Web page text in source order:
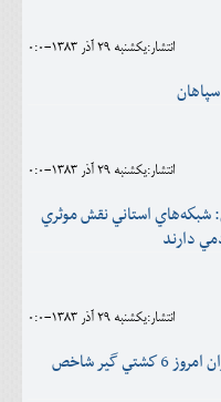
انتشار:يکشنبه 29 آذر 1383-0:0
انتشار:يکشنبه 29 آذر 1383-0:0
شبكه‌هاي استاني نقش موثري
دارند
انتشار:يکشنبه 29 آذر 1383-0:0
براي حضور در مسابقات قهرماني ايران امروز 6 كشتي گير شاخص